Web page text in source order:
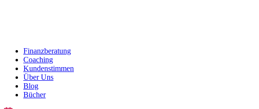
Finanzberatung
Coaching
Kundenstimmen
Über Uns
Blog
Bücher